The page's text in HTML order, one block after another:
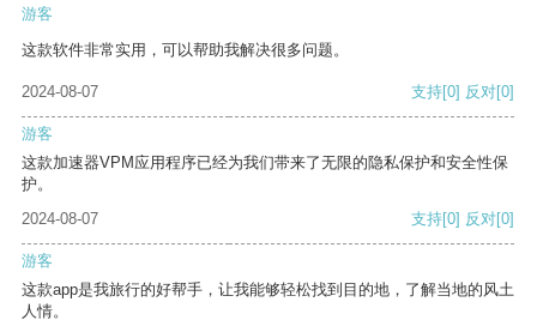
游客
这款软件非常实用，可以帮助我解决很多问题。
2024-08-07 支持[0] 反对[0]
游客
这款加速器VPM应用程序已经为我们带来了无限的隐私保护和安全性保
护。
2024-08-07
支持[0] 反对[0]
游客
这款app是我旅行的好帮手，让我能够轻松找到目的地，了解当地的风土
人情。